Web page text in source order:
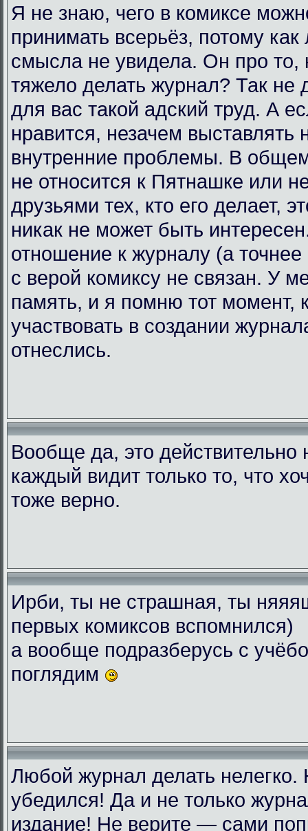
Я не знаю, чего в комиксе
принимать всерьёз, потому
смысла не увидела. Он про то,
тяжело делать журнал? Так не
для вас такой адский труд. А
нравится, незачем выставлять
внутренние проблемы. В
не относится к Пятнашке или
друзьями тех, кто его делает,
никак не может быть
отношение к журналу (а точнее
с верой комиксу не связан. У
память, и я помню тот момент,
участвовать в создании
отнеслись.
Вообще да, это действительно
каждый видит только то, что
тоже верно.
Ирби, ты не страшная, ты
первых комиксов вспомнился)
а вообще подразберусь с
поглядим
Любой журнал делать
убедился! Да и не только
издание! Не верите — сами